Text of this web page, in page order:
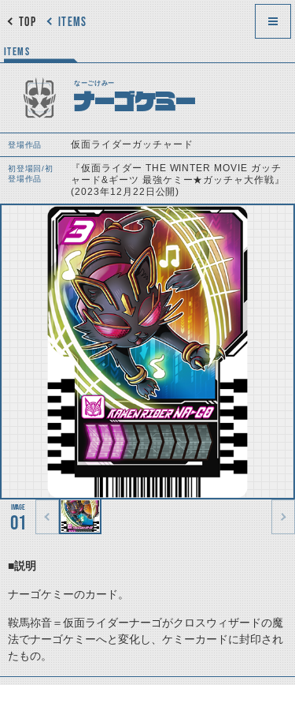
ITEMS
TOP
ITEMS
なーごけみー
ナーゴケミー
登場作品 仮面ライダーガッチャード
初登場回/初
登場作品
『仮面ライダー THE WINTER MOVIE ガッチ
ャード&ギーツ 最強ケミー★ガッチャ大作戦』
(2023年12月22日公開)
01
■説明
ナーゴケミーのカード。
鞍馬祢音＝仮面ライダーナーゴがクロスウィザードの魔
法でナーゴケミーへと変化し、ケミーカードに封印され
たもの。